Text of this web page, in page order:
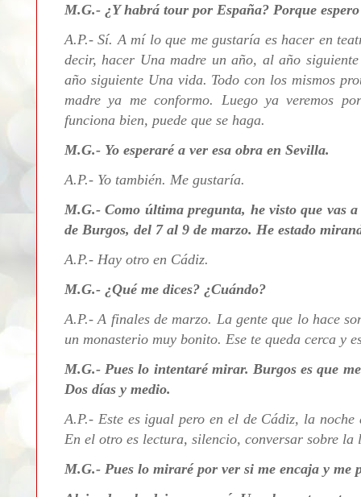
M.G.- ¿Y habrá tour por España? Porque
A.P.- Sí. A mí lo que me gustaría es hacer en
decir, hacer Una madre un año, al año
año siguiente Una vida. Todo con los mismos
madre ya me conformo. Luego ya veremos
funciona bien, puede que se haga.
M.G.- Yo esperaré a ver esa obra en Sevilla.
A.P.- Yo también. Me gustaría.
M.G.- Como última pregunta, he visto que vas
de Burgos, del 7 al 9 de marzo. He estado
A.P.- Hay otro en Cádiz.
M.G.- ¿Qué me dices? ¿Cuándo?
A.P.-A finales de marzo. La gente que lo hace
un monasterio muy bonito. Ese te queda cerca y
M.G.- Pues lo intentaré mirar. Burgos es que
Dos días y medio.
A.P.- Este es igual pero en el de Cádiz, la
En el otro es lectura, silencio, conversar sobre
M.G.- Pues lo miraré por ver si me encaja y me